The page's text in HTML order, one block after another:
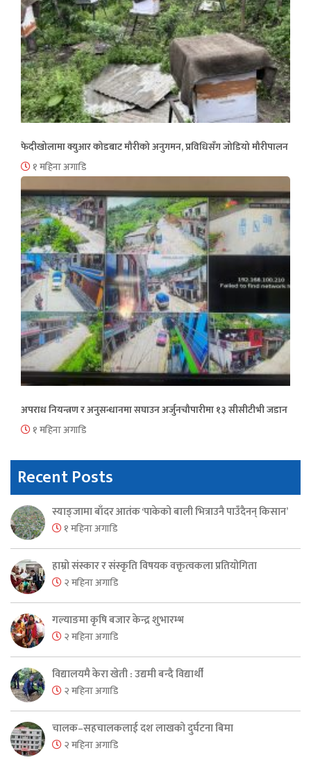
फेदीखोलामा क्युआर कोडबाट मौरीको अनुगमन, प्रविधिसँग जोडियो मौरीपालन
१ महिना अगाडि
अपराध नियन्त्रण र अनुसन्धानमा सघाउन अर्जुनचौपारीमा १३ सीसीटीभी जडान
१ महिना अगाडि
Recent Posts
स्याङ्जामा बाँदर आतंक ‘पाकेको बाली भित्राउनै पाउँदैनन् किसान’
१ महिना अगाडि
हाम्रो संस्कार र संस्कृति विषयक वक्तृत्वकला प्रतियोगिता
२ महिना अगाडि
गल्याङमा कृषि बजार केन्द्र शुभारम्भ
२ महिना अगाडि
विद्यालयमै केरा खेती : उद्यमी बन्दै विद्यार्थी
२ महिना अगाडि
चालक–सहचालकलाई दश लाखको दुर्घटना बिमा
२ महिना अगाडि